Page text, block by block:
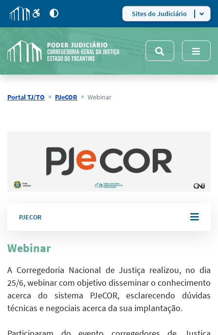
para
4
site
5
modo
de
contraste
Sites do Judiciário
Portal TJ/TO PJeCOR Webinar
PJECOR
Webinar
A Corregedoria Nacional de Justiça realizou, no dia
25/6, webinar com objetivo disseminar o conhecimento
acerca do sistema PJeCOR, esclarecendo dúvidas
técnicas e negociais acerca da sua implantação.